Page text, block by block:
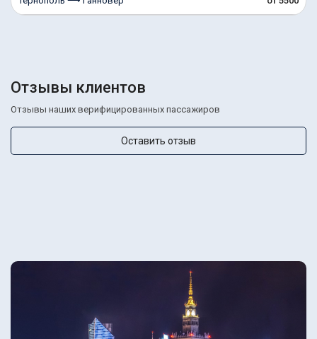
Отзывы клиентов
Отзывы наших верифицированных пассажиров
Оставить отзыв